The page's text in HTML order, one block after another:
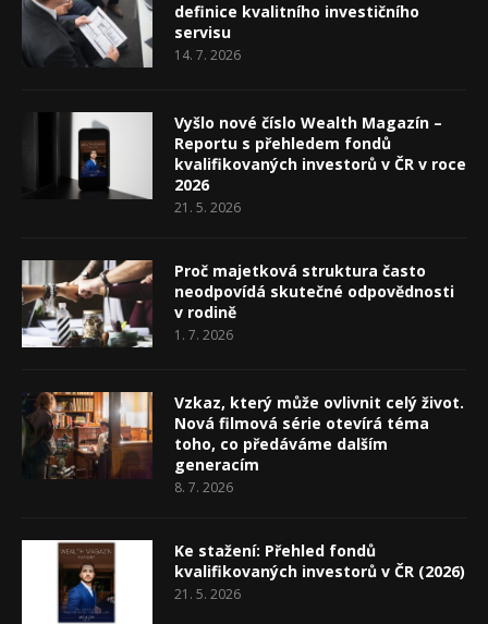
definice kvalitního investičního
servisu
14. 7. 2026
Vyšlo nové číslo Wealth Magazín –
Reportu s přehledem fondů
kvalifikovaných investorů v ČR v roce
2026
21. 5. 2026
Proč majetková struktura často
neodpovídá skutečné odpovědnosti
v rodině
1. 7. 2026
Vzkaz, který může ovlivnit celý život.
Nová filmová série otevírá téma
toho, co předáváme dalším
generacím
8. 7. 2026
Ke stažení: Přehled fondů
kvalifikovaných investorů v ČR (2026)
21. 5. 2026